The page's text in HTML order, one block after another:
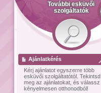
További esküvői
szolgáltatók
Ajánlatkérés
Kérj ajánlatot egyszerre több
esküvői szolgáltatótól. Tekintsd
meg az ajánlatokat, és válassz
kényelmesen otthonodból!